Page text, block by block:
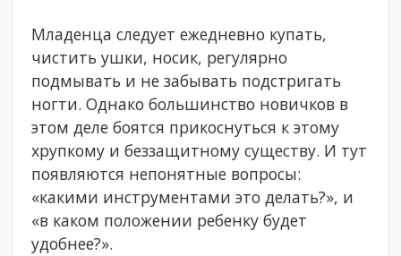
Младенца следует ежедневно купать,
чистить ушки, носик, регулярно
подмывать и не забывать подстригать
ногти. Однако большинство новичков в
этом деле боятся прикоснуться к этому
хрупкому и беззащитному существу. И тут
появляются непонятные вопросы:
«какими инструментами это делать?», и
«в каком положении ребенку будет
удобнее?».